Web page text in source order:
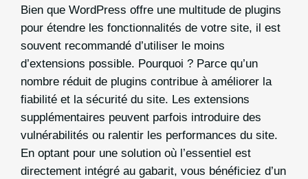
Bien que WordPress offre une multitude de plugins
pour étendre les fonctionnalités de votre site, il est
souvent recommandé d’utiliser le moins
d’extensions possible. Pourquoi ? Parce qu’un
nombre réduit de plugins contribue à améliorer la
fiabilité et la sécurité du site. Les extensions
supplémentaires peuvent parfois introduire des
vulnérabilités ou ralentir les performances du site.
En optant pour une solution où l’essentiel est
directement intégré au gabarit, vous bénéficiez d’un